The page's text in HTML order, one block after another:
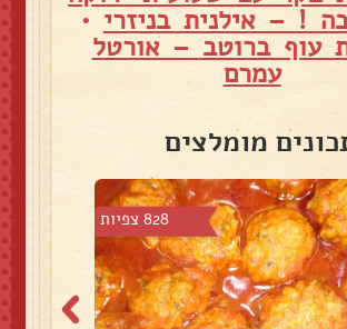
! – אילנית בניזרי •
עוף ברוטב – אורטל
עמרם
מומלצים
828 צפיות